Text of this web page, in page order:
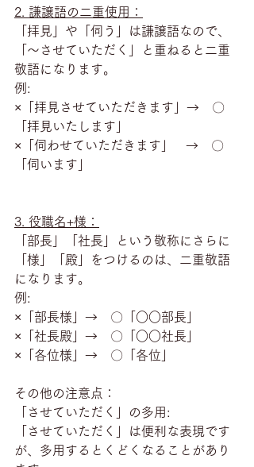
2. 謙譲語の二重使用：
「拝見」や「伺う」は謙譲語なので、
「～させていただく」と重ねると二重
敬語になります。
例:
×「拝見させていただきます」→　〇
「拝見いたします」
×「伺わせていただきます」   →　〇
「伺います」
3. 役職名+様：
「部長」「社長」という敬称にさらに
「様」「殿」をつけるのは、二重敬語
になります。
例:
×「部長様」→　〇「○○部長」
×「社長殿」→　〇「○○社長」
×「各位様」→　〇「各位」
その他の注意点：
「させていただく」の多用:
「させていただく」は便利な表現です
が、多用するとくどくなることがあり